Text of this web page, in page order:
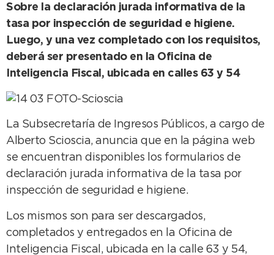
Sobre la declaración jurada informativa de la
tasa por inspección de seguridad e higiene.
Luego, y una vez completado con los requisitos,
deberá ser presentado en la Oficina de
Inteligencia Fiscal, ubicada en calles 63 y 54
La Subsecretaría de Ingresos Públicos, a cargo de
Alberto Scioscia, anuncia que en la página web
se encuentran disponibles los formularios de
declaración jurada informativa de la tasa por
inspección de seguridad e higiene.
Los mismos son para ser descargados,
completados y entregados en la Oficina de
Inteligencia Fiscal, ubicada en la calle 63 y 54,